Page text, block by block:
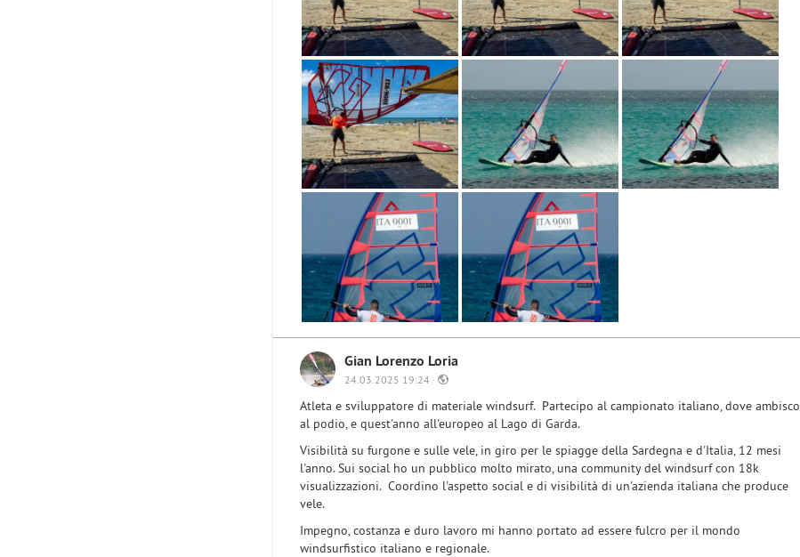
Gian Lorenzo Loria
24.03.2025 19:24 ·
Atleta e sviluppatore di materiale windsurf. Partecipo al campionato italiano, dove ambisco
al podio, e quest'anno all'europeo al Lago di Garda.
Visibilità su furgone e sulle vele, in giro per le spiagge della Sardegna e d'Italia, 12 mesi
l'anno. Sui social ho un pubblico molto mirato, una community del windsurf con 18k
visualizzazioni. Coordino l'aspetto social e di visibilità di un'azienda italiana che produce
vele.
Impegno, costanza e duro lavoro mi hanno portato ad essere fulcro per il mondo
windsurfistico italiano e regionale.